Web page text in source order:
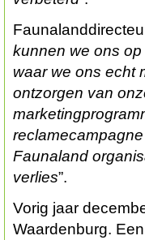
kunnen we ons
waar we ons echt
ontzorgen van
Faunaland
verlies”.
Vorig jaar
Waardenburg.